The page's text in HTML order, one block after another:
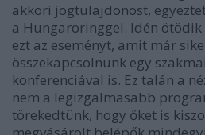
akkori jogtulajdonost,
a Hungaroringgel. Idén ötödik
ezt az eseményt, amit már
összekapcsolnunk egy
konferenciával is. Ez talán a
nem a legizgalmasabb
törekedtünk, hogy őket is